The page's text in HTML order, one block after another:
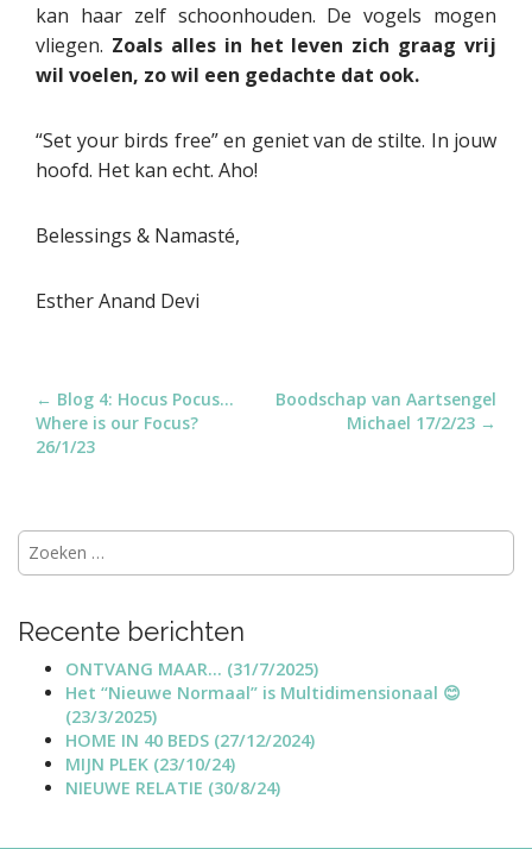
kan haar zelf schoonhouden. De vogels mogen
vliegen. Zoals alles in het leven zich graag vrij
wil voelen, zo wil een gedachte dat ook.
“Set your birds free” en geniet van de stilte. In jouw
hoofd. Het kan echt. Aho!
Belessings & Namasté,
Esther Anand Devi
P
o
s
n
a
v
g
a
o
← Blog 4: Hocus Pocus…
Where is our Focus?
26/1/23
Boodschap van Aartsengel
Michael 17/2/23 →
Zoeken
naar:
Recente berichten
ONTVANG MAAR… (31/7/2025)
Het “Nieuwe Normaal” is Multidimensionaal 😊
(23/3/2025)
HOME IN 40 BEDS (27/12/2024)
MIJN PLEK (23/10/24)
NIEUWE RELATIE (30/8/24)